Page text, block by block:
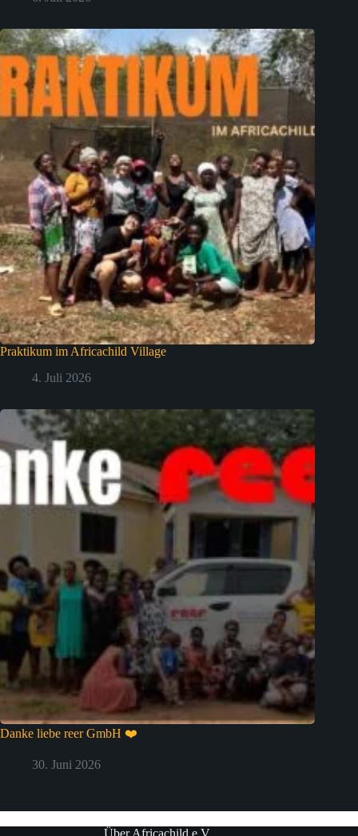
Praktikum im Africachild Village
4. Juli 2026
Danke liebe reer GmbH ❤️
30. Juni 2026
Über Africachild e.V.